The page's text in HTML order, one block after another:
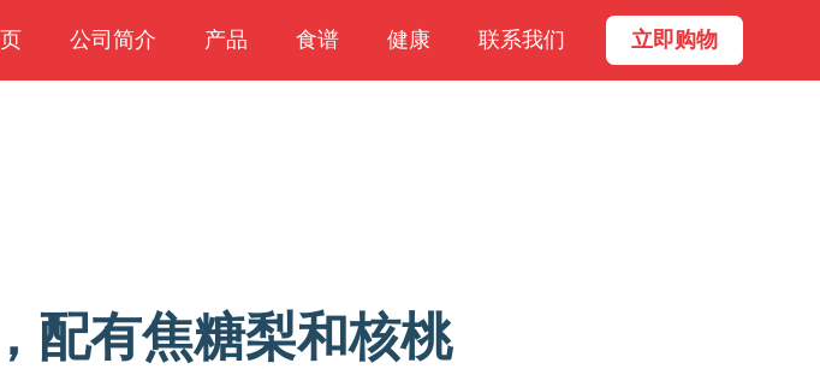
公司简介 产品 食谱 健康 联系我们 立即购物
配有焦糖梨和核桃